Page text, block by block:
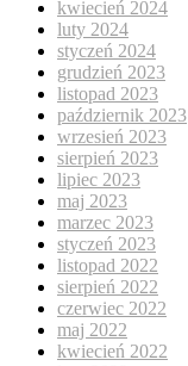
kwiecień 2024
luty 2024
styczeń 2024
grudzień 2023
listopad 2023
październik 2023
wrzesień 2023
sierpień 2023
lipiec 2023
maj 2023
marzec 2023
styczeń 2023
listopad 2022
sierpień 2022
czerwiec 2022
maj 2022
kwiecień 2022